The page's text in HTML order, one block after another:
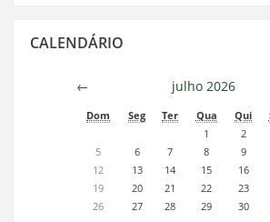
Calendário
CALENDÁRIO
← julho 2026
Dom Seg Ter Qua Qui
1
2
5
6 7 8 9
12
13 14 15 16
19
20 21 22 23
26
27 28 29 30